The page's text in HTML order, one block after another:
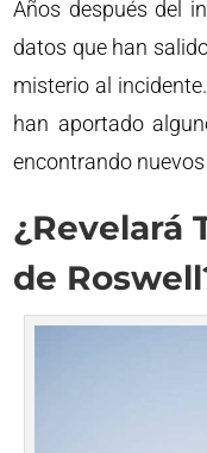
Años después del
datos que han
misterio al
han aportado
encontrando
¿Revelará
de